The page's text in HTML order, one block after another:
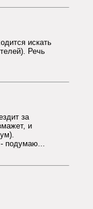
искать
Речь
за
и
подумаю...